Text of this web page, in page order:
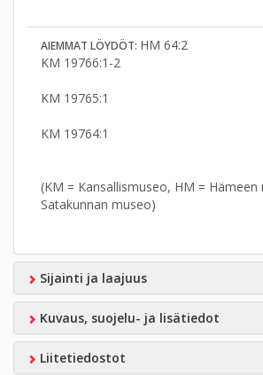
AIEMMAT LÖYDÖT: HM 64:2
KM 19766:1-2
KM 19765:1
KM 19764:1
(KM = Kansallismuseo, HM =
Satakunnan museo)
Sijainti ja laajuus
Kuvaus, suojelu- ja lisätiedot
Liitetiedostot